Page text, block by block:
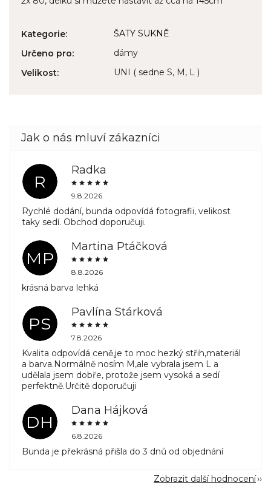
Kategorie:
ŠATY SUKNĚ
Určeno pro:
dámy
Velikost: UNI ( sedne S, M, L )
R
Radka
9.8.2026
Rychlé dodání, bunda odpovídá fotografii, velikost
taky sedí. Obchod doporučuji.
MP
Martina Ptáčková
8.8.2026
krásná barva lehká
PS
Pavlína Stárková
7.8.2026
Kvalita odpovídá ceně,je to moc hezký střih,materiál
a barva.Normálně nosím M,ale vybrala jsem L a
udělala jsem dobře, protože jsem vysoká a sedí
perfektně.Určitě doporučuji
DH
Dana Hájková
6.8.2026
Bunda je překrásná přišla do 3 dnů od objednání
Zobrazit další hodnocení